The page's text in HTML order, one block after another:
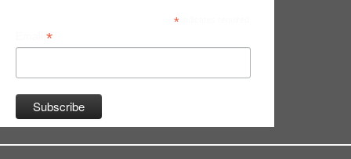
*indicates required
*